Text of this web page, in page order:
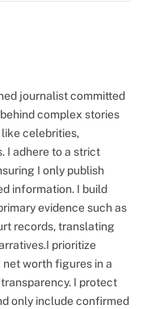
journalist committed
complex stories
celebrities,
I adhere to a strict
I only publish
information. I build
evidence such as
records, translating
prioritize
worth figures in a
I protect
only include confirmed